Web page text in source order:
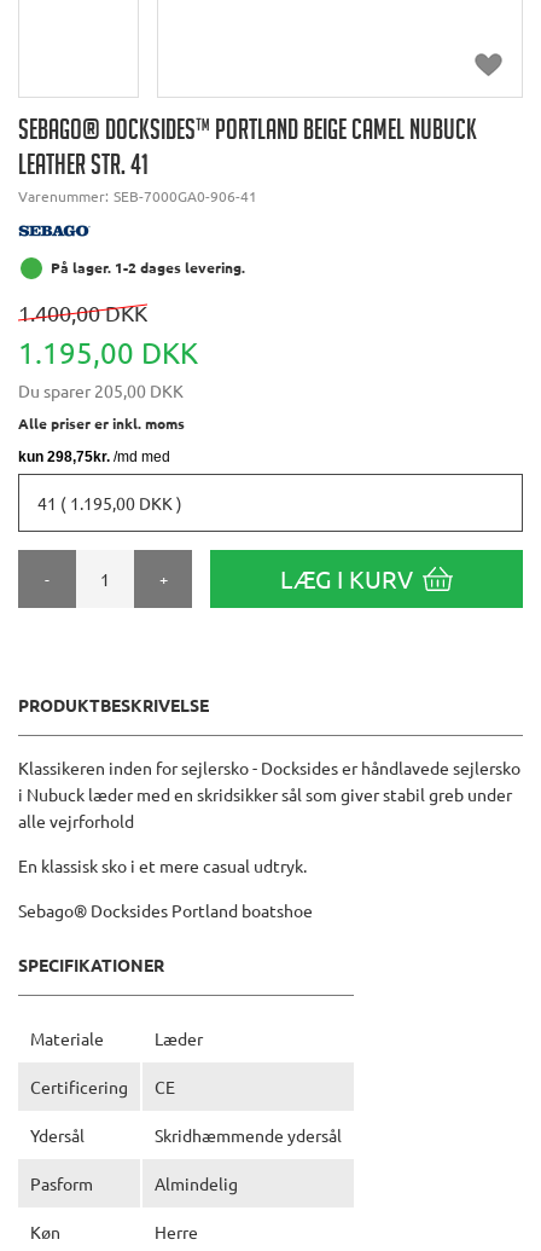
SEBAGO® DOCKSIDES™ PORTLAND BEIGE CAMEL NUBUCK
LEATHER STR. 41
Varenummer: SEB-7000GA0-906-41
På lager. 1-2 dages levering.
1.400,00 DKK
1.195,00 DKK
Du sparer 205,00 DKK
Alle priser er inkl. moms
41 ( 1.195,00 DKK )
- + LÆG I KURV
PRODUKTBESKRIVELSE
Klassikeren inden for sejlersko - Docksides er håndlavede sejlersko
i Nubuck læder med en skridsikker sål som giver stabil greb under
alle vejrforhold
En klassisk sko i et mere casual udtryk.
Sebago® Docksides Portland boatshoe
SPECIFIKATIONER
Materiale Læder
Certificering CE
Ydersål Skridhæmmende ydersål
Pasform Almindelig
Køn Herre